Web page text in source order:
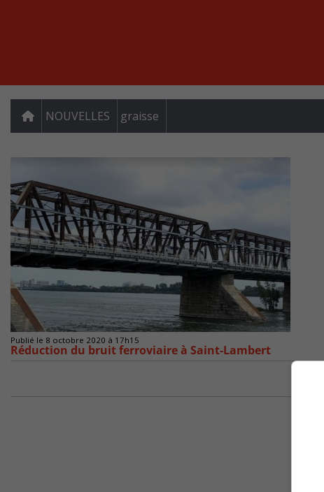
NOUVELLES graisse
Publié le 8 octobre 2020 à 17h15
Réduction du bruit ferroviaire à Saint-Lambert